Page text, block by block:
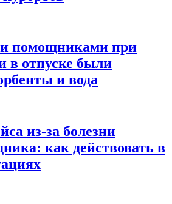
помощниками при
в отпуске были
и вода
из-за болезни
как действовать в